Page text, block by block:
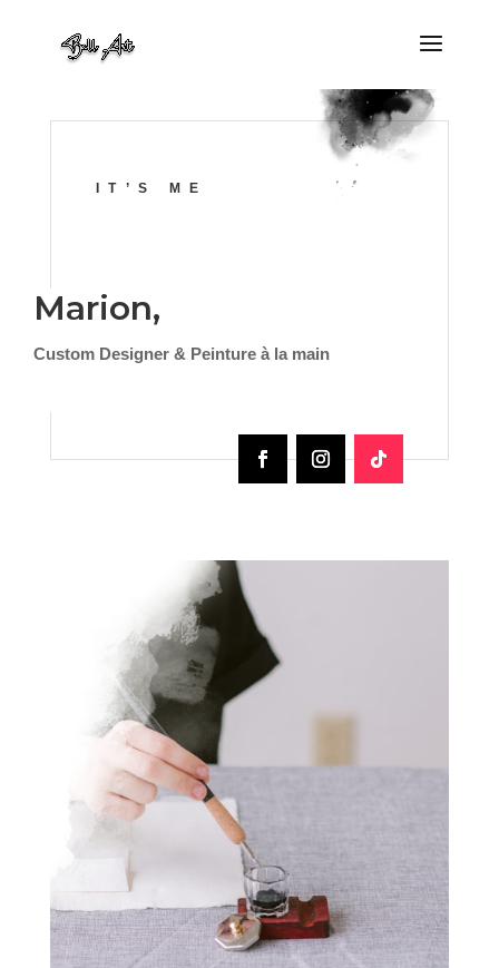
IT’S ME
Marion,
Custom Designer & Peinture à la main